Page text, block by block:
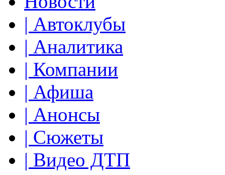
| Автоклубы
| Аналитика
| Компании
| Афиша
| Анонсы
| Сюжеты
| Видео ДТП